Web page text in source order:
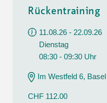
Rückentraining
11.08.26 - 22.09.26
Dienstag
08:30 - 09:30 Uhr
Im Westfeld 6, Basel
CHF 112.00